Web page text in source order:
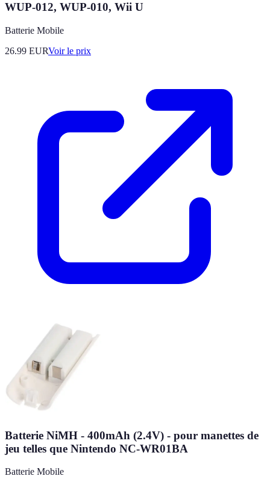
WUP-012, WUP-010, Wii U
Batterie Mobile
26.99 EURVoir le prix
Batterie NiMH - 400mAh (2.4V) - pour manettes de
jeu telles que Nintendo NC-WR01BA
Batterie Mobile